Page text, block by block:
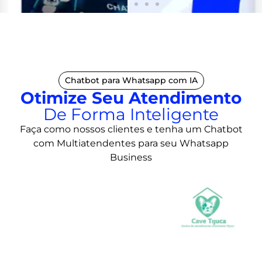
Portal Pequenas Empresas
& Grandes Negócios.
CONFIRA A MATÉRIA
Chatbot para Whatsapp com IA
Otimize Seu Atendimento
De Forma Inteligente
Faça como nossos clientes e tenha um Chatbot
com Multiatendentes para seu Whatsapp
Business